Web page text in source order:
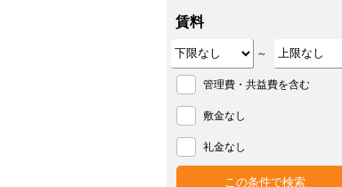
賃料
～
管理費・共益費を含む
敷金なし
礼金なし